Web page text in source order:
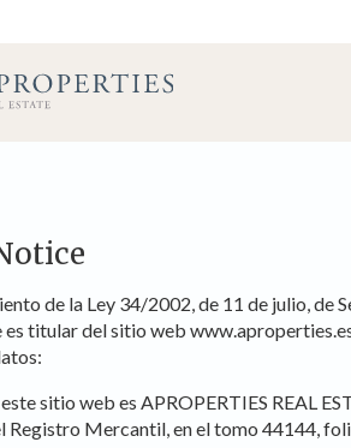
de la Ley 34/2002, de 11 de julio, de
titular del sitio web
sitio web es APROPERTIES REAL
Registro Mercantil, en el tomo 44144,